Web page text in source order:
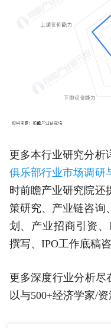
更多本行业研究分析
俱乐部行业市场调研
时前瞻产业研究院还
策研究、产业链咨询
划、产业招商引资
撰写、IPO工作底稿
更多深度行业分析尽
以与500+经济学家/